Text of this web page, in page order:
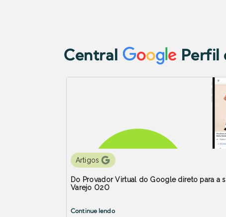
Central Perfil
Artigos
Do Provador Virtual do Google direto para a
Varejo O2O
Continue lendo